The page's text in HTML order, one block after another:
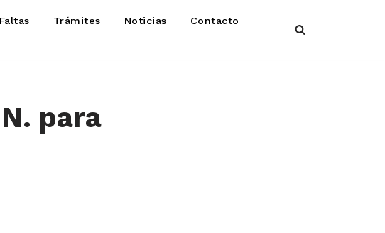
Trámites Noticias
Contacto
para